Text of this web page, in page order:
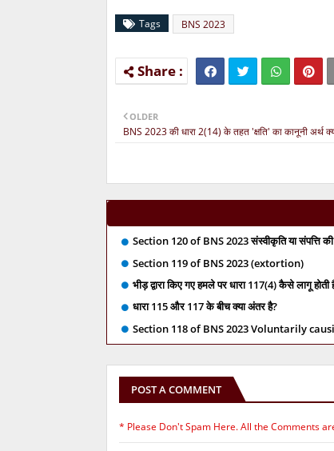
Tags BNS 2023
OLDER
BNS 2023 की धारा 2(14) के तहत 'क्षति' का कानूनी अर्थ
Section 120 of BNS 2023 संस्वीकृति या संपत्ति की
Section 119 of BNS 2023 (extortion)
भीड़ द्वारा किए गए हमले पर धारा 117(4) कैसे लागू होती
धारा 115 और 117 के बीच क्या अंतर है?
Section 118 of BNS 2023 Voluntarily
POST A COMMENT
* Please Don't Spam Here. All the Comments